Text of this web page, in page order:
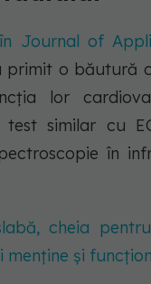
Journal of
o băutură
lor
test similar cu
în
cheia
și